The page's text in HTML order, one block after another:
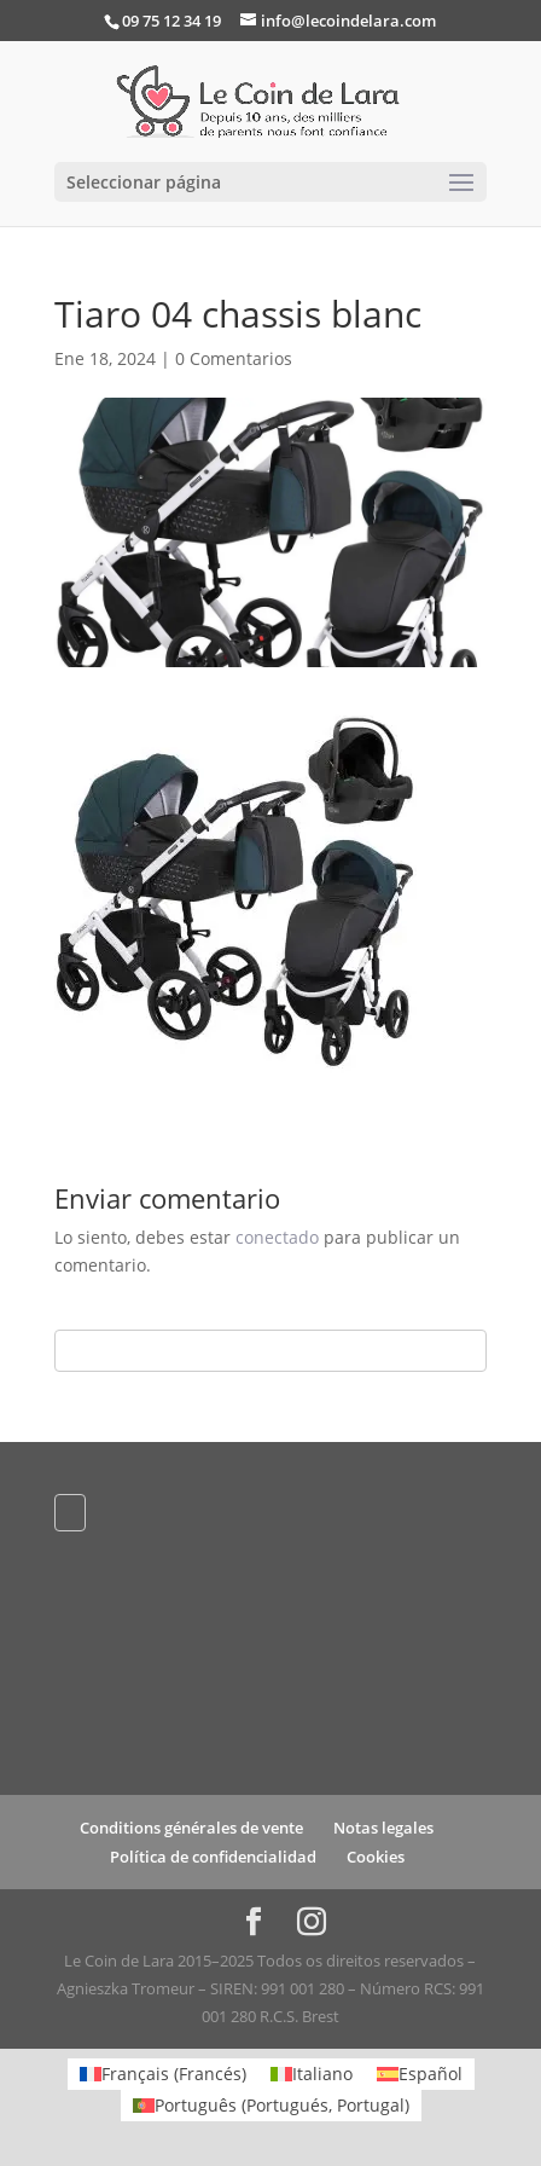
09 75 12 34 19 info@lecoindelara.com
Seleccionar página
Tiaro 04 chassis blanc
Ene 18, 2024| 0 Comentarios
Enviar comentario
Lo siento, debes estar conectadopara publicar un
comentario.
Conditions générales de vente
Notas legales
Política de confidencialidad
Cookies
Le Coin de Lara 2015–2025 Todos os direitos reservados –
Agnieszka Tromeur – SIREN: 991 001 280 – Número RCS: 991
001 280 R.C.S. Brest
Français (Francés) Italiano
Español
Português (Portugués, Portugal)